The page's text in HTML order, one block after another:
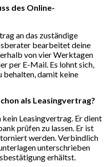
des Online-
an das zuständige
bearbeitet deine
von vier Werktagen
per E-Mail. Es lohnt sich,
behalten, damit keine
als Leasingvertrag?
Leasingvertrag. Er dient
prüfen zu lassen. Er ist
werden. Verbindlich
unterschrieben
erhältst.